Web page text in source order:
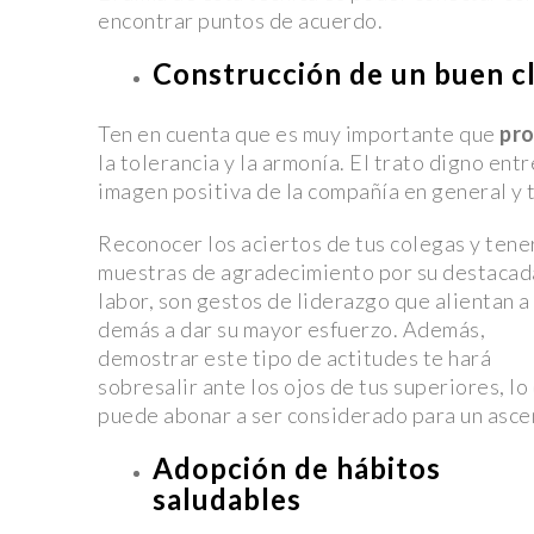
Greta Gerwig en las Nominaciones
¡Las 10 Mejores Oportunidades Laborales en
los Empleos en Auge
Enfrentamiento en Chiapas: Campesinos repelen al
Guardia Nacional con palos y piedras.
Raúl Rivera Sánchez, Designado como Head
Aztecas UDLAP
Fuga de Capitales en México al Cierre del 2023:
“La Sociedad de la Nieve”: Resurge la Tragedia de los
Poderoso Relato Cinematográfico
encontrar puntos de acuerdo.
Construcción de un buen
Ten en cuenta que es muy importante que
la tolerancia y la armonía. El trato digno
imagen positiva de la compañía en general y
Reconocer los aciertos de tus colegas y
muestras de agradecimiento por su
labor, son gestos de liderazgo que alientan a
demás a dar su mayor esfuerzo. Además,
demostrar este tipo de actitudes te hará
sobresalir ante los ojos de tus superiores, lo
puede abonar a ser considerado para un
Adopción de hábitos
saludables